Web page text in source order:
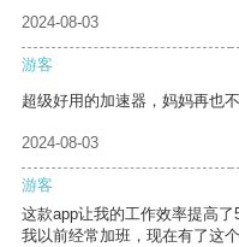
2024-08-03
游客
超级好用的加速器，妈妈再也
2024-08-03
游客
这款app让我的工作效率提高了
我以前经常加班，现在有了这